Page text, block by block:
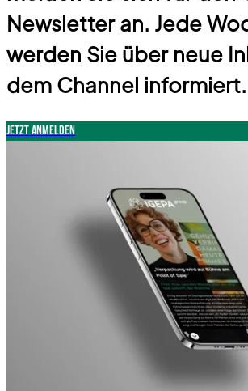
Newsletter an. Jede
werden Sie über neue
dem Channel informiert.